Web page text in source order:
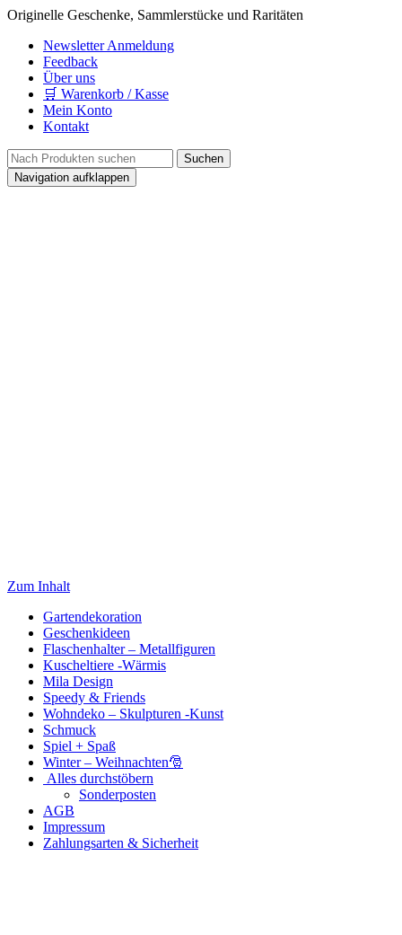
Originelle Geschenke, Sammlerstücke und Raritäten
Newsletter Anmeldung
Feedback
Über uns
🛒 Warenkorb / Kasse
Mein Konto
Kontakt
Navigation aufklappen
Zum Inhalt
Gartendekoration
Geschenkideen
Flaschenhalter – Metallfiguren
Kuscheltiere -Wärmis
Mila Design
Speedy & Friends
Wohndeko – Skulpturen -Kunst
Schmuck
Spiel + Spaß
Winter – Weihnachten🎅
Alles durchstöbern
Sonderposten
AGB
Impressum
Zahlungsarten & Sicherheit